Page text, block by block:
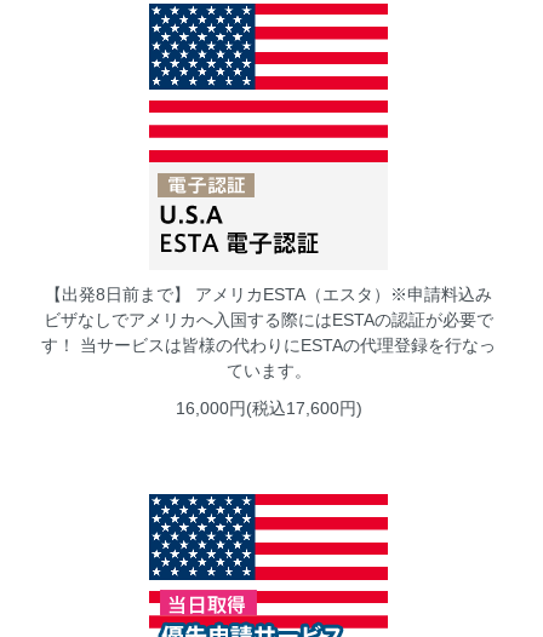
【出発8日前まで】 アメリカESTA（エスタ）※申請料込み
ビザなしでアメリカへ入国する際にはESTAの認証が必要で
す！ 当サービスは皆様の代わりにESTAの代理登録を行なっ
ています。
16,000円(税込17,600円)